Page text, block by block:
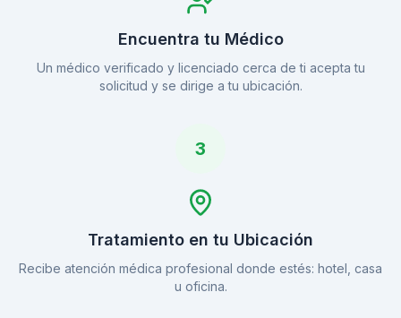
Encuentra tu Médico
Un médico verificado y licenciado cerca de ti acepta tu
solicitud y se dirige a tu ubicación.
3
Tratamiento en tu Ubicación
Recibe atención médica profesional donde estés: hotel, casa
u oficina.